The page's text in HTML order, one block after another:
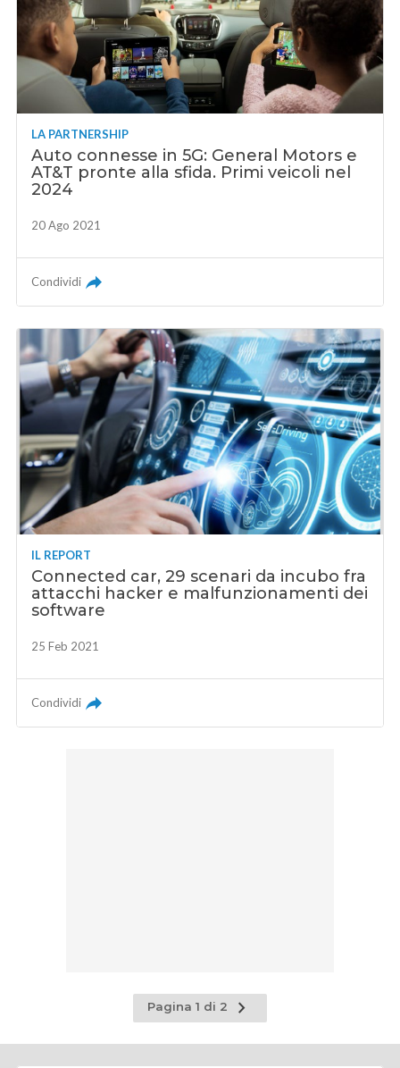
LA PARTNERSHIP
Auto connesse in 5G: General Motors e
AT&T pronte alla sfida. Primi veicoli nel
2024
20 Ago 2021
Condividi
IL REPORT
Connected car, 29 scenari da incubo fra
attacchi hacker e malfunzionamenti dei
software
25 Feb 2021
Condividi
Pagina 1 di 2
Pagina
successiva